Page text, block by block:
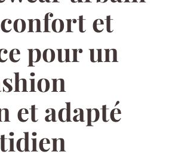
et
pour un
et adapté